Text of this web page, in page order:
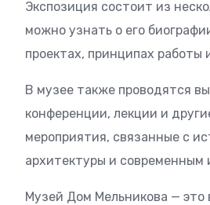
Экспозиция состоит из
можно узнать о его
проектах, принципах работы
В музее также проводятся
конференции, лекции и
мероприятия, связанные с
архитектуры и современным
Музей Дом Мельникова — это